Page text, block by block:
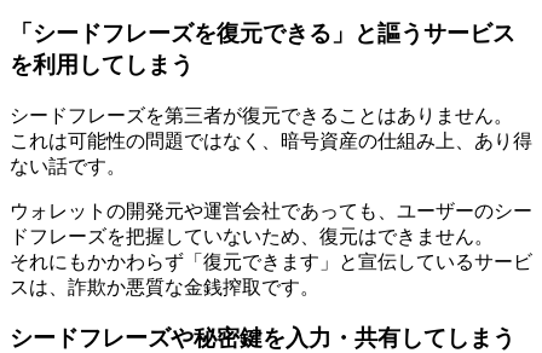
「シードフレーズを復元できる」と謳うサービス
を利用してしまう
シードフレーズを第三者が復元できることはありません。
これは可能性の問題ではなく、暗号資産の仕組み上、あり得
ない話です。
ウォレットの開発元や運営会社であっても、ユーザーのシー
ドフレーズを把握していないため、復元はできません。
それにもかかわらず「復元できます」と宣伝しているサービ
スは、詐欺か悪質な金銭搾取です。
シードフレーズや秘密鍵を入力・共有してしまう